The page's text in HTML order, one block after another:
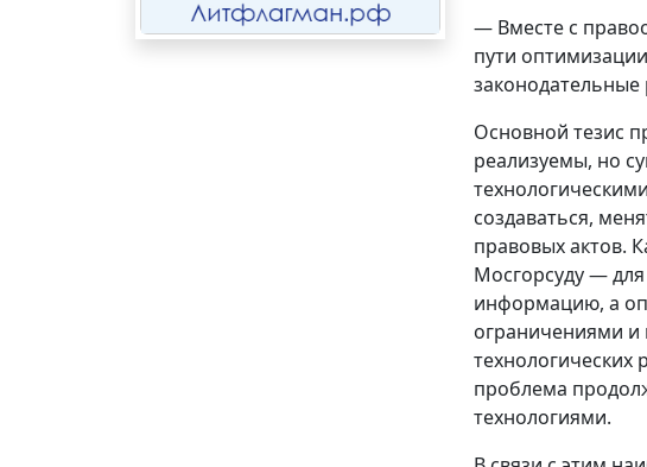
— Вместе с
пути
Основной тезис
реализуемы, но
создаваться,
правовых актов.
Мосгорсуду —
информацию, а
ограничениями и
проблема
технологиями.